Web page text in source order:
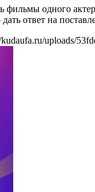
фильмы одного
ответ на
uploads/